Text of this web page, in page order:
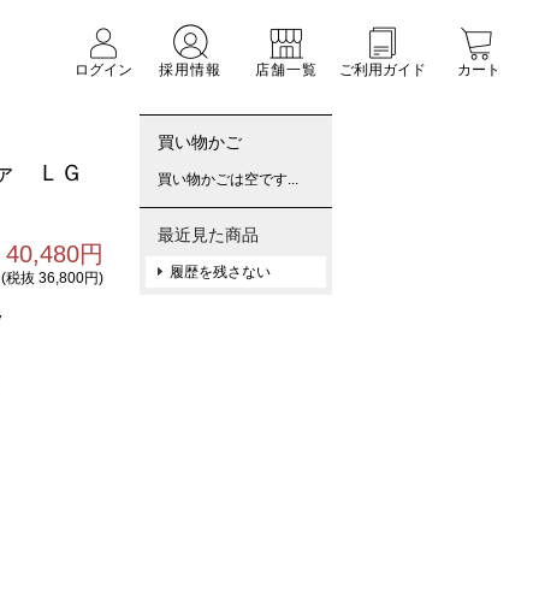
ログイン
採用情報 店舗一覧 ご利用ガイド カート
ＬＧ
40,480円
(税抜 36,800円)
買い物かご
買い物かごは空です...
最近見た商品
履歴を残さない